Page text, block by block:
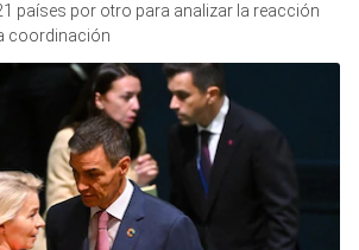
países por otro para analizar la reacción
coordinación